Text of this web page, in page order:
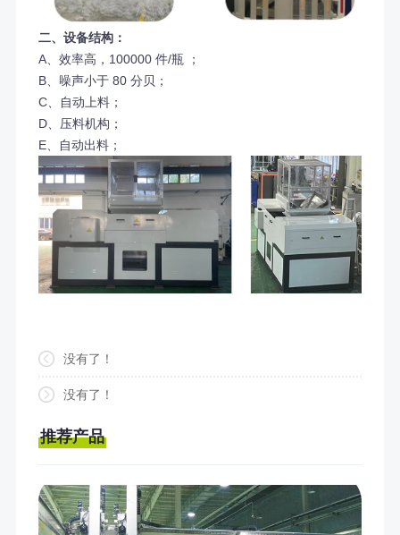
二、设备结构：
A、效率高，100000 件/瓶 ；
B、噪声小于 80 分贝；
C、自动上料；
D、压料机构；
E、自动出料；
没有了！
没有了！
推荐产品